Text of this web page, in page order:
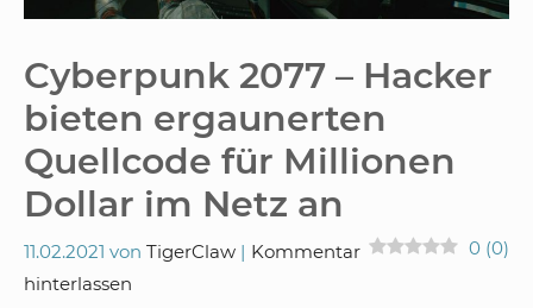
Cyberpunk 2077 – Hacker
bieten ergaunerten
Quellcode für Millionen
Dollar im Netz an
11.02.2021 von TigerClaw 0 (0)
Kommentar
hinterlassen